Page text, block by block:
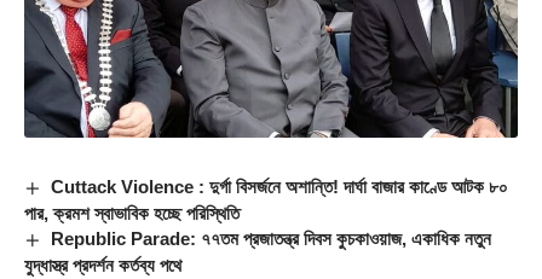
Cuttack Violence : দুর্গা বিসর্জনে অশান্তি! দার্ঘা বাজার কাণ্ডে আটক ৮০
পার, ক্রমশ স্বাভাবিক হচ্ছে পরিস্থিতি
Republic Parade: ৭৭তম প্রজাতন্ত্র দিবস কুচকাওয়াজ, একাধিক নতুন
যুদ্ধাস্ত্র প্রদর্শন কর্তব্য পথে